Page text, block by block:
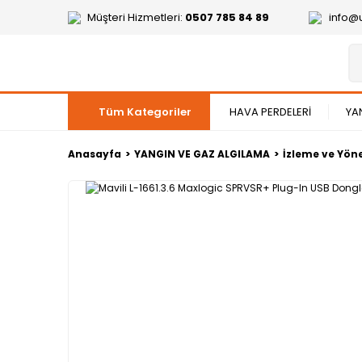
Müşteri Hizmetleri: 0507 785 84 89
Tüm Kategoriler HAVA PERDELERİ
Anasayfa YANGIN VE GAZ ALGILAMA İzleme ve